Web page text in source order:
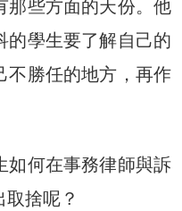
那些方面的天份。他
的學生要了解自己的
不勝任的地方，再作
如何在事務律師與訴
捨呢？